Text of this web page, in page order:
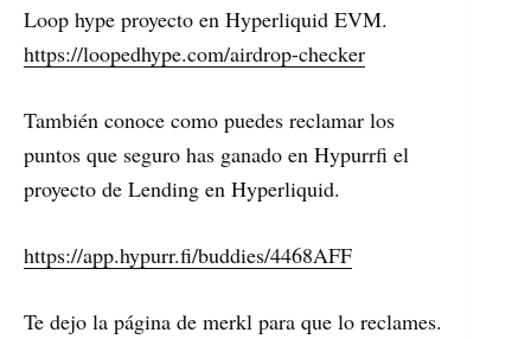
Loop hype proyecto en Hyperliquid EVM.
https://loopedhype.com/airdrop-checker
También conoce como puedes reclamar los
puntos que seguro has ganado en Hypurrfi el
proyecto de Lending en Hyperliquid.
https://app.hypurr.fi/buddies/4468AFF
Te dejo la página de merkl para que lo reclames.